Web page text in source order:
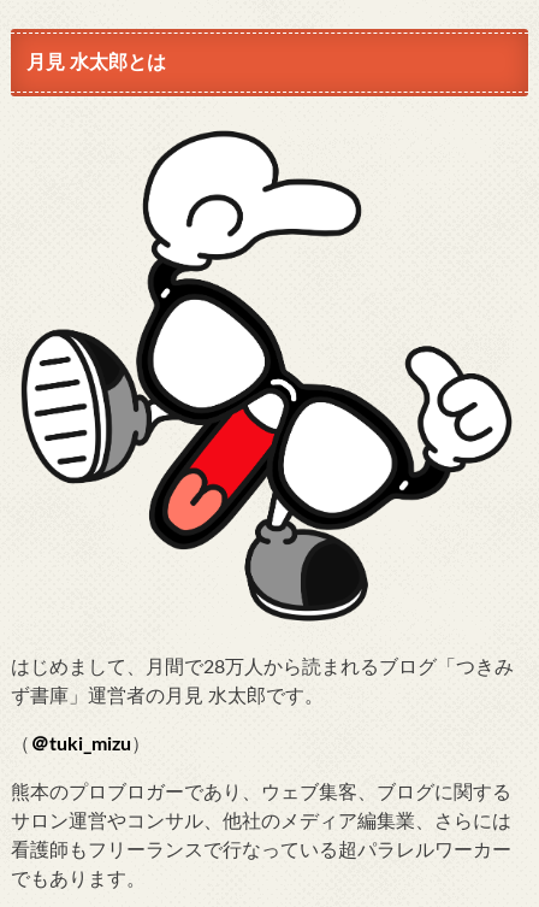
月見 水太郎とは
はじめまして、月間で28万人から読まれるブログ「つきみ
ず書庫」運営者の月見 水太郎です。
（ ＠tuki_mizu）
熊本のプロブロガーであり、ウェブ集客、ブログに関する
サロン運営やコンサル、他社のメディア編集業、さらには
看護師もフリーランスで行なっている超パラレルワーカー
でもあります。